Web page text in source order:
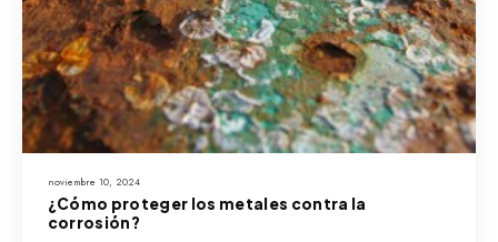
noviembre 10, 2024
¿Cómo proteger los metales contra la
corrosión?